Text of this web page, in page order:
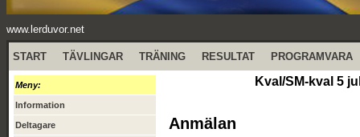
www.lerduvor.net
START TÄVLINGAR TRÄNING RESULTAT PROGRAMVARA
Meny:
Information
Deltagare
Kval/SM-kval 5
Anmälan